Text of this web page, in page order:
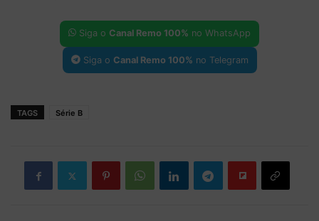
Siga o Canal Remo 100% no WhatsApp
Siga o Canal Remo 100% no Telegram
TAGS Série B